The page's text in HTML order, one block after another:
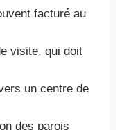
facturé au
visite, qui doit
un centre de
des parois